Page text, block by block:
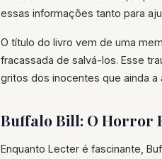
essas informações tanto para
O título do livro vem de uma
fracassada de salvá-los. Esse
gritos dos inocentes que ainda a
Buffalo Bill: O Horror
Enquanto Lecter é fascinante,